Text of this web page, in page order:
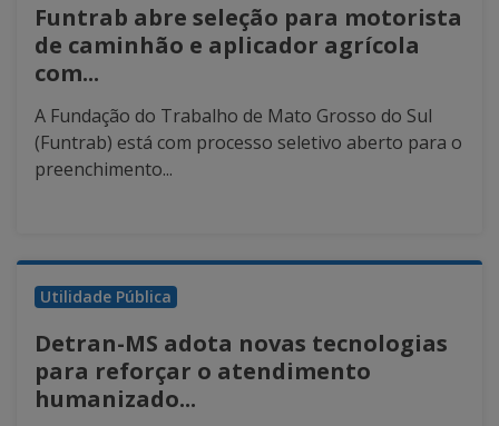
Funtrab abre seleção para motorista
de caminhão e aplicador agrícola
com...
A Fundação do Trabalho de Mato Grosso do Sul
(Funtrab) está com processo seletivo aberto para o
preenchimento...
Utilidade Pública
Detran-MS adota novas tecnologias
para reforçar o atendimento
humanizado...